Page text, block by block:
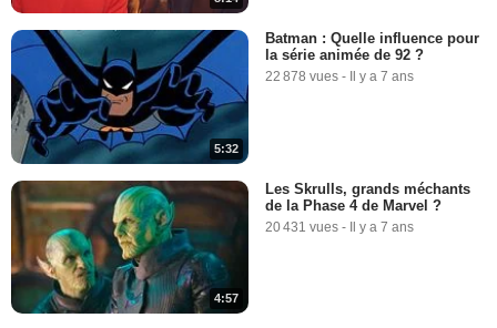
5:32
Batman : Quelle influence pour
la série animée de 92 ?
22 878 vues - Il y a 7 ans
4:57
Les Skrulls, grands méchants
de la Phase 4 de Marvel ?
20 431 vues - Il y a 7 ans